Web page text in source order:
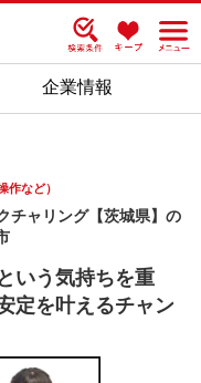
企業情報
作など）
チャリング【茨城県】の
いう気持ちを重
定を叶えるチャン